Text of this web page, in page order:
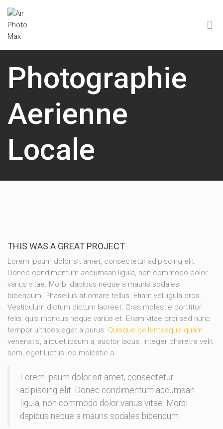
Photographie
Aerienne
Locale
THIS WAS A GREAT PROJECT
Lorem ipsum dolor sit amet, consectetur adipiscing elit.
Donec condimentum accumsan ligula, non commodo dolor
varius vitae. Morbi dapibus neque a mauris sodales
bibendum. Phasellus at ornare tellus. Etiam vel ligula eros.
Vestibulum dictum dictum laoreet. Cras molestie porttitor
felis, quis rhoncus neque varius et. Etiam vitae orci sed nunc
tempor ultrices eget a purus. Quisque pellentesque quam
venenatis, aliquet ipsum a, auctor lacus. Integer pharetra velit
sem, eget luctus leo molestie a.
Lorem ipsum dolor sit amet, consectetur
adipiscing elit. Donec condimentum accumsan
ligula, non commodo dolor varius vitae. Morbi
dapibus neque a mauris sodales bibendum.